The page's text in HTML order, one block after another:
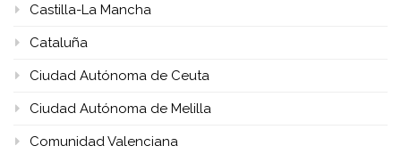
Castilla-La Mancha
Cataluña
Ciudad Autónoma de Ceuta
Ciudad Autónoma de Melilla
Comunidad Valenciana